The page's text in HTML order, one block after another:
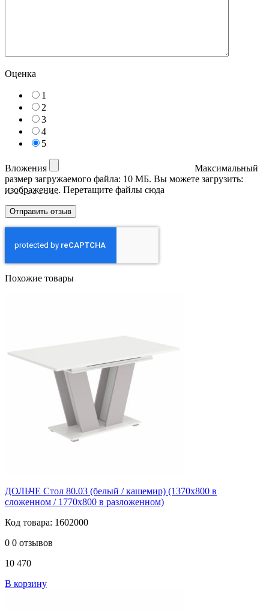
Оценка
1
2
3
4
5
Вложения
Максимальный
размер загружаемого файла: 10 МБ. Вы можете загрузить:
изображение. Перетащите файлы сюда
Похожие товары
ДОЛЬЧЕ Стол 80.03 (белый / кашемир) (1370х800 в
сложенном / 1770х800 в разложенном)
Код товара: 1602000
0 0 отзывов
10 470
В корзину